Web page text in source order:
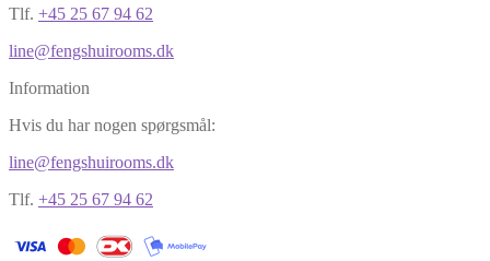
Tlf. +45 25 67 94 62
line@fengshuirooms.dk
Information
Hvis du har nogen spørgsmål:
line@fengshuirooms.dk
Tlf. +45 25 67 94 62